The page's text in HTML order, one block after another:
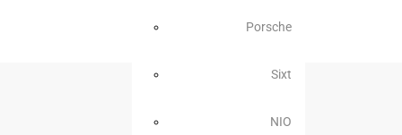
Porsche
Sixt
NIO